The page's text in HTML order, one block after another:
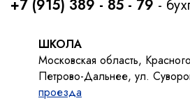
+7 (915) 389 - 85 - 79 -
ШКОЛА
Московская область,
Петрово-Дальнее, ул.
проезда